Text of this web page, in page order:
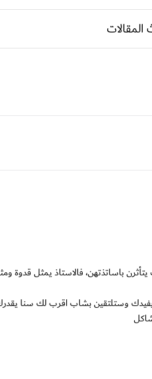
المقالات
باساتذتهن، فالاستاذ يمثل قدوة
وستلتقين بشاب اقرب لك سنا يقدرك